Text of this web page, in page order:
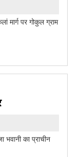
मार्ग पर गोकुल ग्राम
भवानी का प्राचीन